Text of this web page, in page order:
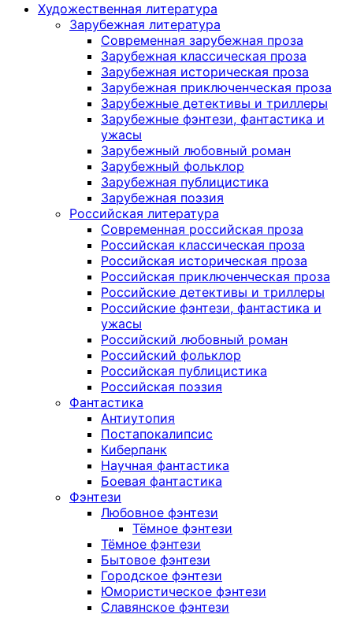
Художественная литература
Зарубежная литература
Современная зарубежная проза
Зарубежная классическая проза
Зарубежная историческая проза
Зарубежная приключенческая проза
Зарубежные детективы и триллеры
Зарубежные фэнтези, фантастика и
ужасы
Зарубежный любовный роман
Зарубежный фольклор
Зарубежная публицистика
Зарубежная поэзия
Российская литература
Современная российская проза
Российская классическая проза
Российская историческая проза
Российская приключенческая проза
Российские детективы и триллеры
Российские фэнтези, фантастика и
ужасы
Российский любовный роман
Российский фольклор
Российская публицистика
Российская поэзия
Фантастика
Антиутопия
Постапокалипсис
Киберпанк
Научная фантастика
Боевая фантастика
Фэнтези
Любовное фэнтези
Тёмное фэнтези
Тёмное фэнтези
Бытовое фэнтези
Городское фэнтези
Юмористическое фэнтези
Славянское фэнтези